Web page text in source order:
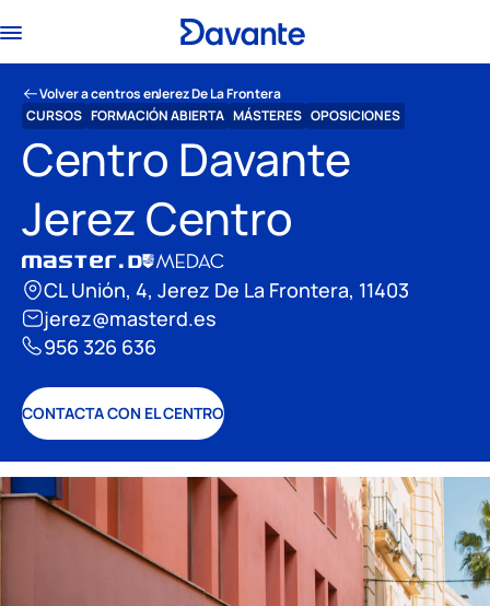
Volver a centros enJerez De La Frontera
CURSOS FORMACIÓN ABIERTA MÁSTERES OPOSICIONES
Centro Davante
Jerez Centro
CL Unión, 4, Jerez De La Frontera, 11403
jerez@masterd.es
956 326 636
CONTACTA CON EL CENTRO